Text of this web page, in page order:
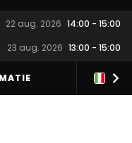
22 aug. 2026 14:00 - 15:00
23 aug. 2026 13:00 - 15:00